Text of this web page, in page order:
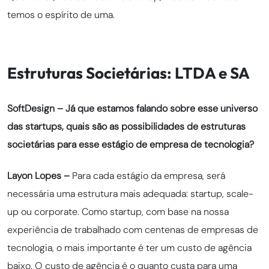
temos o espírito de uma.
Estruturas Societárias: LTDA e SA
SoftDesign – Já que estamos falando sobre esse universo
das startups, quais são as possibilidades de estruturas
societárias para esse estágio de empresa de tecnologia?
Layon Lopes – Para cada estágio da empresa, será
necessária uma estrutura mais adequada: startup, scale-
up ou corporate. Como startup, com base na nossa
experiência de trabalhado com centenas de empresas de
tecnologia, o mais importante é ter um custo de agência
baixo. O custo de agência é o quanto custa para uma